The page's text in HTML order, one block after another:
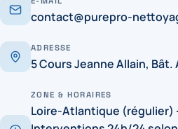
contact@purepro-
ADRESSE
5 Cours Jeanne Allain, Bât.
ZONE & HORAIRES
Loire-Atlantique (régulier)